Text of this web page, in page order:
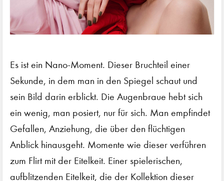
Es ist ein Nano-Moment. Dieser Bruchteil einer
Sekunde, in dem man in den Spiegel schaut und
sein Bild darin erblickt. Die Augenbraue hebt sich
ein wenig, man posiert, nur für sich. Man empfindet
Gefallen, Anziehung, die über den flüchtigen
Anblick hinausgeht. Momente wie dieser verführen
zum Flirt mit der Eitelkeit. Einer spielerischen,
aufblitzenden Eitelkeit, die der Kollektion dieser